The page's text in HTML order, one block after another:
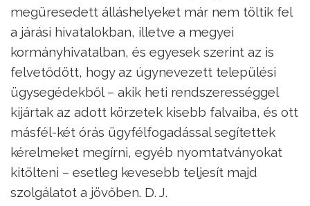
megüresedett álláshelyeket már nem töltik fel
a járási hivatalokban, illetve a megyei
kormányhivatalban, és egyesek szerint az is
felvetődött, hogy az úgynevezett települési
ügysegédekből – akik heti rendszerességgel
kijártak az adott körzetek kisebb falvaiba, és ott
másfél-két órás ügyfélfogadással segítettek
kérelmeket megírni, egyéb nyomtatványokat
kitölteni – esetleg kevesebb teljesít majd
szolgálatot a jövőben. D. J.